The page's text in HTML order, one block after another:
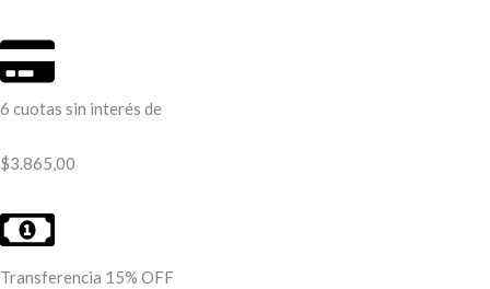
6 cuotas sin interés de
$3.865,00
Transferencia 15% OFF